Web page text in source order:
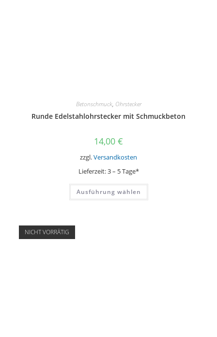
Betonschmuck, Ohrstecker
Runde Edelstahlohrstecker mit Schmuckbeton
14,00 €
zzgl.Versandkosten
Lieferzeit:3 – 5 Tage*
Ausführung wählen
Dieses
weist
NICHT VORRÄTIG